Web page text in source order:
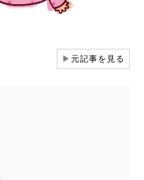
▶元記事を見る